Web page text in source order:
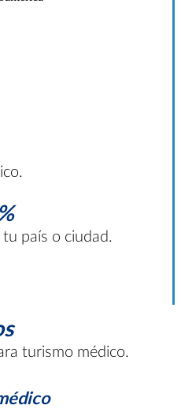
país o ciudad.
turismo médico.